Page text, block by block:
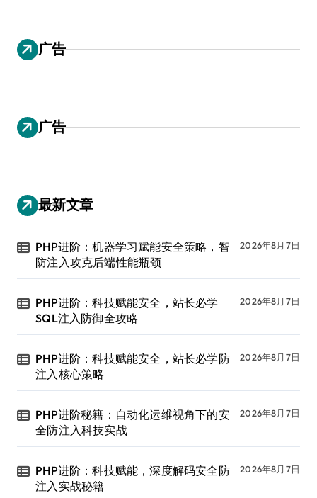
广告
广告
最新文章
PHP进阶：机器学习赋能安全策略，智
防注入攻克后端性能瓶颈
2026年8月7日
PHP进阶：科技赋能安全，站长必学
SQL注入防御全攻略
2026年8月7日
PHP进阶：科技赋能安全，站长必学防
注入核心策略
2026年8月7日
PHP进阶秘籍：自动化运维视角下的安
全防注入科技实战
2026年8月7日
PHP进阶：科技赋能，深度解码安全防
注入实战秘籍
2026年8月7日